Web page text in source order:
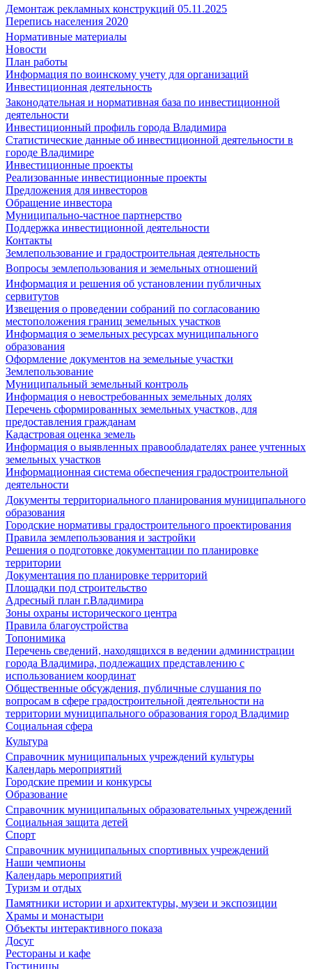
Демонтаж рекламных конструкций 05.11.2025
Перепись населения 2020
Нормативные материалы
Новости
План работы
Информация по воинскому учету для организаций
Инвестиционная деятельность
Законодательная и нормативная база по инвестиционной
деятельности
Инвестиционный профиль города Владимира
Статистические данные об инвестиционной деятельности в
городе Владимире
Инвестиционные проекты
Реализованные инвестиционные проекты
Предложения для инвесторов
Обращение инвестора
Муниципально-частное партнерство
Поддержка инвестиционной деятельности
Контакты
Землепользование и градостроительная деятельность
Вопросы землепользования и земельных отношений
Информация и решения об установлении публичных
сервитутов
Извещения о проведении собраний по согласованию
местоположения границ земельных участков
Информация о земельных ресурсах муниципального
образования
Оформление документов на земельные участки
Землепользование
Муниципальный земельный контроль
Информация о невостребованных земельных долях
Перечень сформированных земельных участков, для
предоставления гражданам
Кадастровая оценка земель
Информация о выявленных правообладателях ранее учтенных
земельных участков
Информационная система обеспечения градостроительной
деятельности
Документы территориального планирования муниципального
образования
Городские нормативы градостроительного проектирования
Правила землепользования и застройки
Решения о подготовке документации по планировке
территории
Документация по планировке территорий
Площадки под строительство
Адресный план г.Владимира
Зоны охраны исторического центра
Правила благоустройства
Топонимика
Перечень сведений, находящихся в ведении администрации
города Владимира, подлежащих представлению с
использованием координат
Общественные обсуждения, публичные слушания по
вопросам в сфере градостроительной деятельности на
территории муниципального образования город Владимир
Социальная сфера
Культура
Справочник муниципальных учреждений культуры
Календарь мероприятий
Городские премии и конкурсы
Образование
Справочник муниципальных образовательных учреждений
Социальная защита детей
Спорт
Справочник муниципальных спортивных учреждений
Наши чемпионы
Календарь мероприятий
Туризм и отдых
Памятники истории и архитектуры, музеи и экспозиции
Храмы и монастыри
Объекты интерактивного показа
Досуг
Рестораны и кафе
Гостиницы